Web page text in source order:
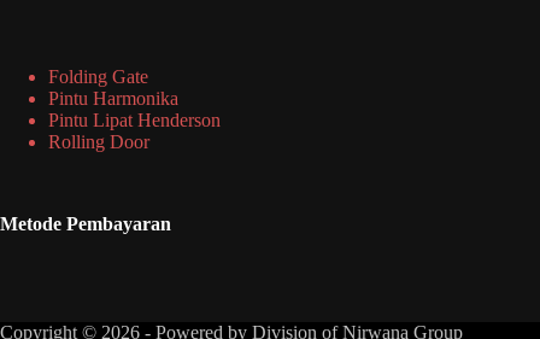
Folding Gate
Pintu Harmonika
Pintu Lipat Henderson
Rolling Door
Metode Pembayaran
Copyright © 2026 - Powered by Division of Nirwana Group